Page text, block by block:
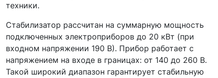
техники.
Стабилизатор рассчитан на суммарную мощность
подключенных электроприборов до 20 кВт (при
входном напряжении 190 В). Прибор работает с
напряжением на входе в границах: от 140 до 260 В.
Такой широкий диапазон гарантирует стабильную